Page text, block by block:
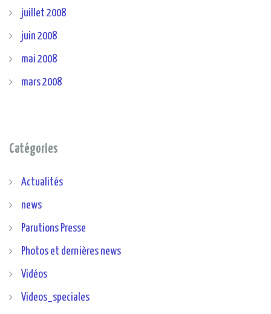
juillet 2008
juin 2008
mai 2008
mars 2008
Catégories
Actualités
news
Parutions Presse
Photos et dernières news
Vidéos
Videos_speciales